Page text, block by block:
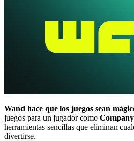
Wand hace que los juegos sean
juegos para un jugador como
herramientas sencillas que eliminan
divertirse.